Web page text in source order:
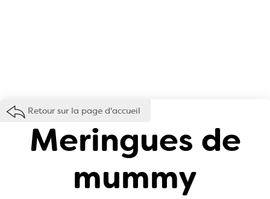
Retour sur la page d'accueil
Meringues de
mummy